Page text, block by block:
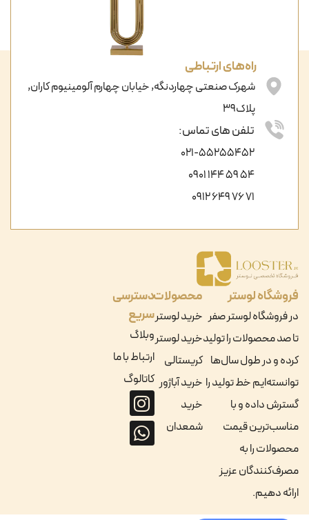
فروشگاه لوستر
در فروشگاه لوستر صفر
تا صد محصولات را تولید
کرده و در طول سال‌ها
توانسته‌ایم خط تولید را
گسترش داده و با
مناسب‌ترین قیمت
محصولات را به
مصرف‌کنندگان عزیز
ارائه دهیم.
محصولات
خرید لوستر
خرید لوستر
کریستالی
خرید آباژور
خرید
شمعدان
دسترسی
سریع
وبلاگ
ارتباط با ما
کاتالوگ
راه‌های ارتباطی
شهرک صنعتی چهاردنگه, خیابان چهارم آلومینیوم کاران,
پلاک39
تلفن های تماس:
021-55255452
54 59 144 0901
71 76 649 0912